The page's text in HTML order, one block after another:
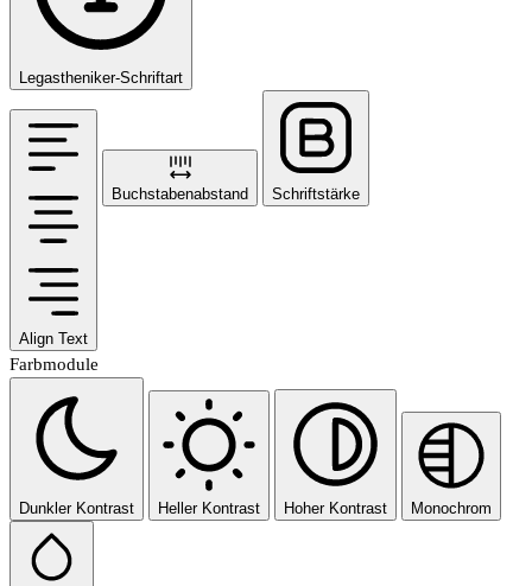
Legastheniker-Schriftart
Align Text
Buchstabenabstand Schriftstärke
Farbmodule
Dunkler Kontrast Heller Kontrast Hoher Kontrast Monochrom